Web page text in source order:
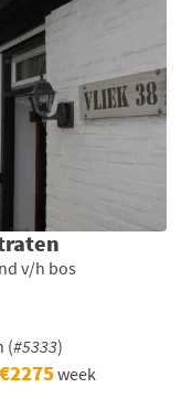
v/h bos
(#5333)
€2275week